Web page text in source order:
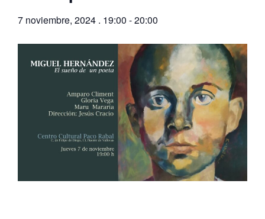
7 noviembre, 2024 . 19:00 -20:00